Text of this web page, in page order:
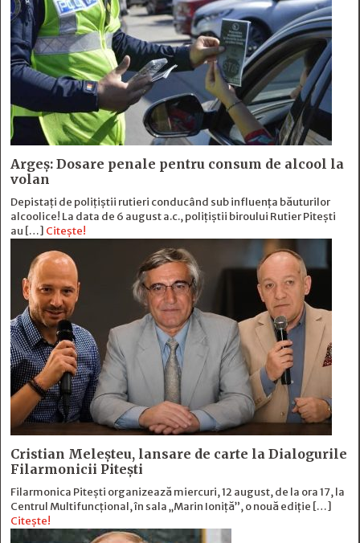
Argeș: Dosare penale pentru consum de alcool la
volan
Depistați de polițiștii rutieri conducând sub influența băuturilor
alcoolice! La data de 6 august a.c., polițiștii biroului Rutier Pitești
au […] Citește!
Cristian Meleșteu, lansare de carte la Dialogurile
Filarmonicii Pitești
Filarmonica Pitești organizează miercuri, 12 august, de la ora 17, la
Centrul Multifuncțional, în sala „Marin Ioniță”, o nouă ediție […]
Citește!